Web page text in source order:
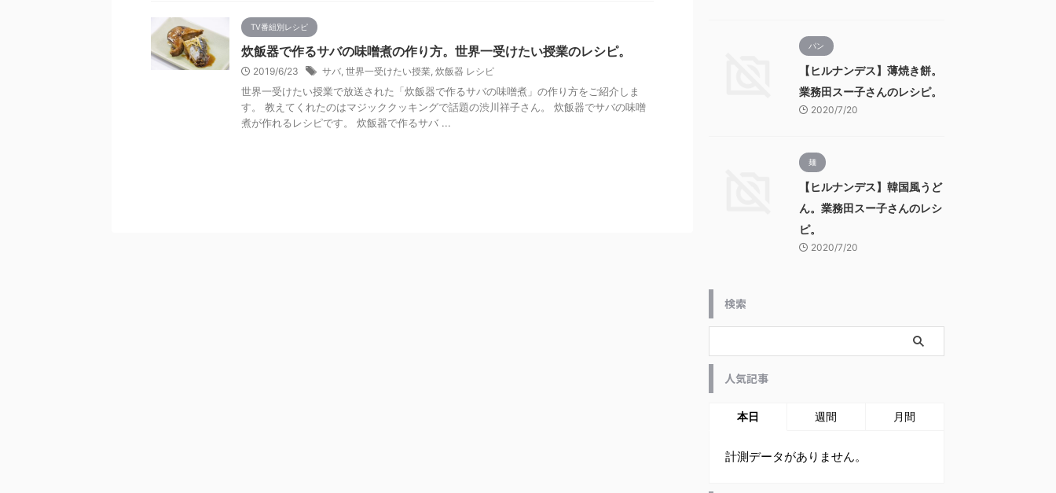
TV番組別レシピ
炊飯器で作るサバの味噌煮の作り方。世界一受けたい授業のレシピ。
2019/6/23 サバ, 世界一受けたい授業, 炊飯器 レシピ
世界一受けたい授業で放送された「炊飯器で作るサバの味噌煮」の作り方をご紹介しま
す。 教えてくれたのはマジッククッキングで話題の渋川祥子さん。 炊飯器でサバの味噌
煮が作れるレシピです。 炊飯器で作るサバ ...
パン
【ヒルナンデス】薄焼き餅。
業務田スー子さんのレシピ。
2020/7/20
麺
【ヒルナンデス】韓国風うど
ん。業務田スー子さんのレシ
ピ。
2020/7/20
検索
人気記事
本日 週間 月間
計測データがありません。